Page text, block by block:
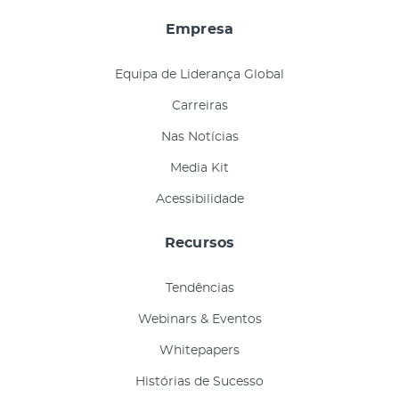
Empresa
Equipa de Liderança Global
Carreiras
Nas Notícias
Media Kit
Acessibilidade
Recursos
Tendências
Webinars & Eventos
Whitepapers
Histórias de Sucesso